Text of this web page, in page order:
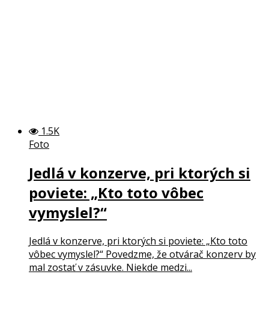
1.5K
Foto
Jedlá v konzerve, pri ktorých si
poviete: „Kto toto vôbec
vymyslel?“
Jedlá v konzerve, pri ktorých si poviete: „Kto toto
vôbec vymyslel?“ Povedzme, že otvárač konzerv by
mal zostať v zásuvke. Niekde medzi...